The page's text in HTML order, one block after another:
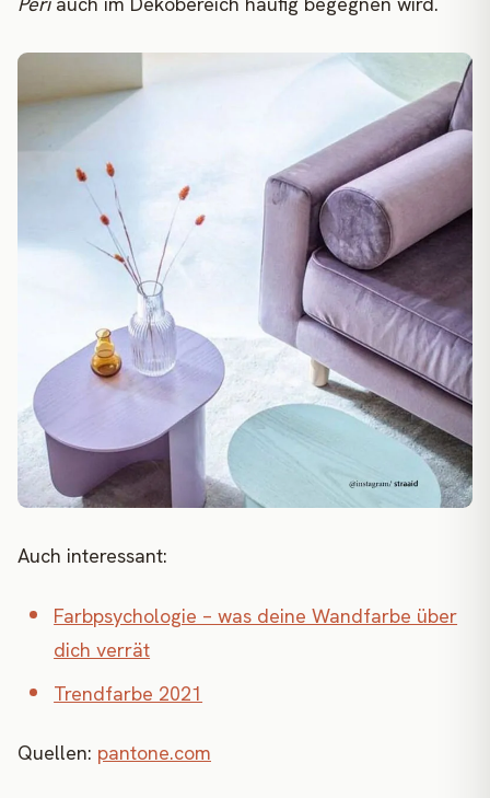
Auch interessant:
Farbpsychologie – was deine Wandfarbe über
dich verrät
Trendfarbe 2021
Quellen: pantone.com